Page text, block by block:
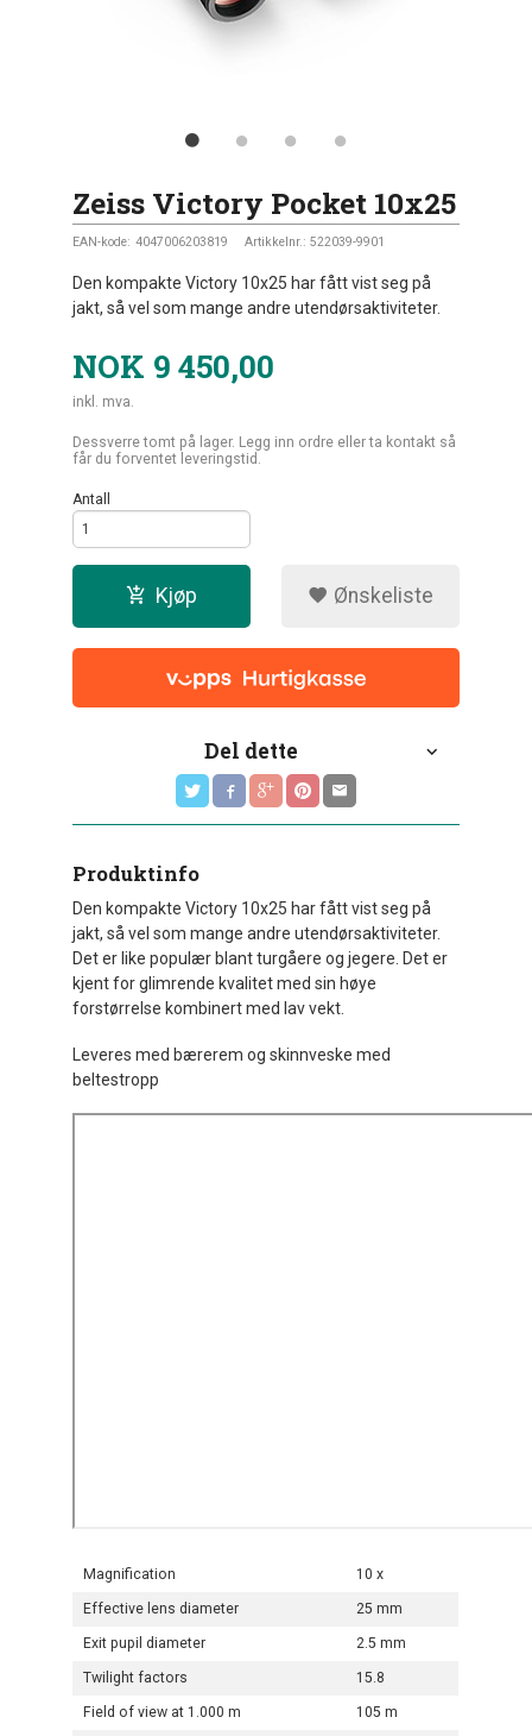
Zeiss Victory Pocket 10x25
EAN-kode: 4047006203819 Artikkelnr.: 522039-9901
Den kompakte Victory 10x25 har fått vist seg på
jakt, så vel som mange andre utendørsaktiviteter.
NOK 9 450,00
inkl. mva.
Dessverre tomt på lager. Legg inn ordre eller ta kontakt så
får du forventet leveringstid.
Antall
Kjøp Ønskeliste
Del dette
Produktinfo
Den kompakte Victory 10x25 har fått vist seg på
jakt, så vel som mange andre utendørsaktiviteter.
Det er like populær blant turgåere og jegere. Det er
kjent for glimrende kvalitet med sin høye
forstørrelse kombinert med lav vekt.
Leveres med bærerem og skinnveske med
beltestropp
Magnification 10 x
Effective lens diameter 25 mm
Exit pupil diameter 2.5 mm
Twilight factors 15.8
Field of view at 1.000 m 105 m